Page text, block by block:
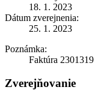
18. 1. 2023
Dátum zverejnenia:
25. 1. 2023
Poznámka:
Faktúra 2301319
Zverejňovanie